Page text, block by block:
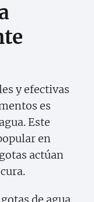
y efectivas
es
Este
en
actúan